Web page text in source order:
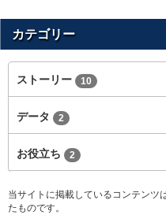
カテゴリー
ストーリー 10
データ 2
お役立ち 2
当サイトに掲載しているコンテンツ
たものです。